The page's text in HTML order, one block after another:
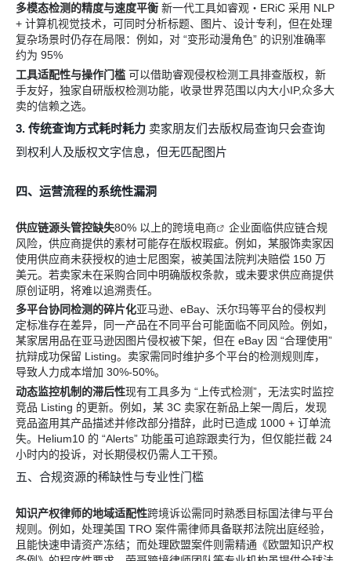
多模态检测的精度与速度平衡 新一代工具如睿观・ERiC 采用 NLP
+ 计算机视觉技术，可同时分析标题、图片、设计专利，但在处理
复杂场景时仍存在局限：例如，对 “变形动漫角色” 的识别准确率
约为 95%
工具适配性与操作门槛 可以借助睿观侵权检测工具排查版权，新
手友好，独家自研版权检测功能，收录世界范围以内大小IP,众多大
卖的信赖之选。
3. 传统查询方式耗时耗力 卖家朋友们去版权局查询只会查询
到权利人及版权文字信息，但无匹配图片
四、运营流程的系统性漏洞
供应链源头管控缺失80% 以上的跨境电商
企业面临供应链合规
风险，供应商提供的素材可能存在版权瑕疵。例如，某服饰卖家因
使用供应商未获授权的迪士尼图案，被美国法院判决赔偿 150 万
美元。若卖家未在采购合同中明确版权条款，或未要求供应商提供
原创证明，将难以追溯责任。
多平台协同检测的碎片化亚马逊、eBay、沃尔玛等平台的侵权判
定标准存在差异，同一产品在不同平台可能面临不同风险。例如，
某家居用品在亚马逊因图片侵权被下架，但在 eBay 因 “合理使用”
抗辩成功保留 Listing。卖家需同时维护多个平台的检测规则库，
导致人力成本增加 30%-50%。
动态监控机制的滞后性现有工具多为 “上传式检测”，无法实时监控
竞品 Listing 的更新。例如，某 3C 卖家在新品上架一周后，发现
竞品盗用其产品描述并修改部分措辞，此时已造成 1000 + 订单流
失。Helium10 的 “Alerts” 功能虽可追踪跟卖行为，但仅能拦截 24
小时内的投诉，对长期侵权仍需人工干预。
五、合规资源的稀缺性与专业性门槛
知识产权律师的地域适配性跨境诉讼需同时熟悉目标国法律与平台
规则。例如，处理美国 TRO 案件需律师具备联邦法院出庭经验，
且能快速申请资产冻结；而处理欧盟案件则需精通《欧盟知识产权